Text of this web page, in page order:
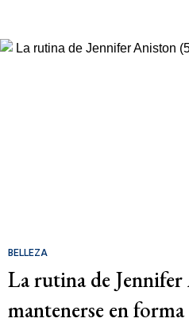
BELLEZA
La rutina de
mantenerse en forma